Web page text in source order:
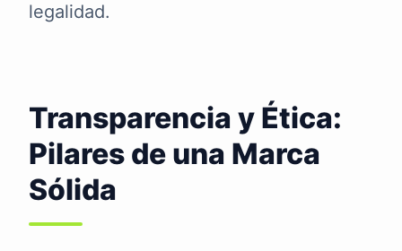
legalidad.
Transparencia y Ética:
Pilares de una Marca
Sólida